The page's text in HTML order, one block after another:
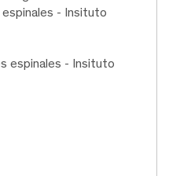
- Insituto
espinales - Insituto